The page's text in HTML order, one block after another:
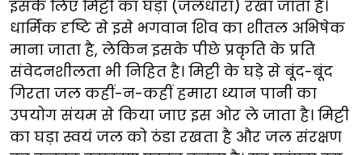
इसके लिए मिट्टी का घड़ा (जलधारा) रखा जाता है।
धार्मिक दृष्टि से इसे भगवान शिव का शीतल अभिषेक
माना जाता है, लेकिन इसके पीछे प्रकृति के प्रति
संवेदनशीलता भी निहित है। मिट्टी के घड़े से बूंद-बूंद
गिरता जल कहीं-न-कहीं हमारा ध्यान पानी का
उपयोग संयम से किया जाए इस ओर ले जाता है। मिट्टी
का घड़ा स्वयं जल को ठंडा रखता है और जल संरक्षण